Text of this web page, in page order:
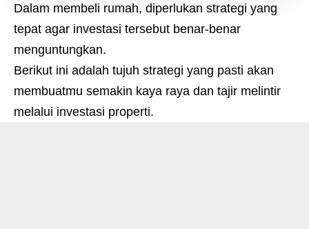
Dalam membeli rumah, diperlukan strategi yang
tepat agar investasi tersebut benar-benar
menguntungkan.
Berikut ini adalah tujuh strategi yang pasti akan
membuatmu semakin kaya raya dan tajir melintir
melalui investasi properti.